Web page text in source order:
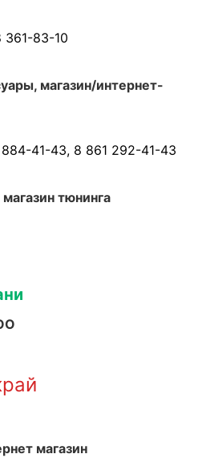
361-83-10
магазин/интернет-
41-43, 8 861 292-41-43
тюнинга
магазин